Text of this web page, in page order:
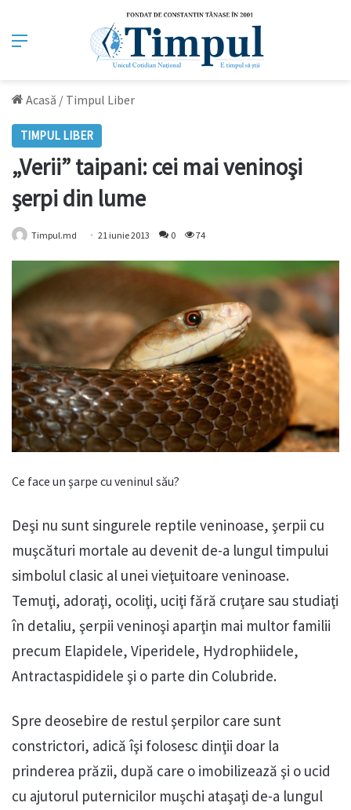
Meniu
Acasă / Timpul Liber
TIMPUL LIBER
„Verii” taipani: cei mai veninoşi
şerpi din lume
Timpul.md 21 iunie 2013 0 74
Ce face un şarpe cu veninul său?
Deşi nu sunt singurele reptile veninoase, şerpii cu
muşcături mortale au devenit de-a lungul timpului
simbolul clasic al unei vieţuitoare veninoase.
Temuţi, adoraţi, ocoliţi, uciţi fără cruţare sau studiaţi
în detaliu, şerpii veninoşi aparţin mai multor familii
precum Elapidele, Viperidele, Hydrophiidele,
Antractaspididele şi o parte din Colubride.
Spre deosebire de restul şerpilor care sunt
constrictori, adică îşi folosesc dinţii doar la
prinderea prăzii, după care o imobilizează şi o ucid
cu ajutorul puternicilor muşchi ataşaţi de-a lungul